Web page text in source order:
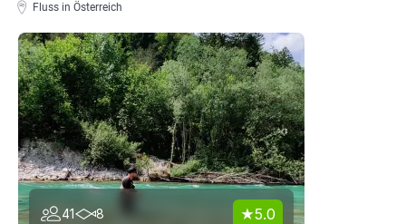
Fluss in Österreich
41 8 5.0